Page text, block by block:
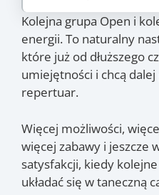
Koniec:12 sierpnia
Zajęcia
15.07(śr.) , 22.07(śr.) ,
12.08(śr.)
Kolejna grupa Open i
energii. To naturalny
które już od dłuższego
umiejętności i chcą
repertuar.
Więcej możliwości,
więcej zabawy i jeszcze
satysfakcji, kiedy
układać się w taneczną